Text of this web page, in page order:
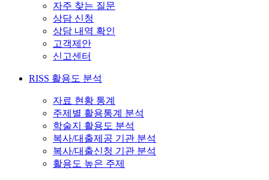
자주 찾는 질문
상담 신청
상담 내역 확인
고객제안
신고센터
RISS 활용도 분석
자료 현황 통계
주제별 활용통계 분석
학술지 활용도 분석
복사/대출제공 기관 분석
복사/대출신청 기관 분석
활용도 높은 주제